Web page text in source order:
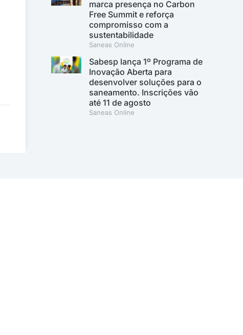
marca presença no Carbon
Free Summit e reforça
compromisso com a
sustentabilidade
Saneas Online
Sabesp lança 1º Programa de
Inovação Aberta para
desenvolver soluções para o
saneamento. Inscrições vão
até 11 de agosto
Saneas Online